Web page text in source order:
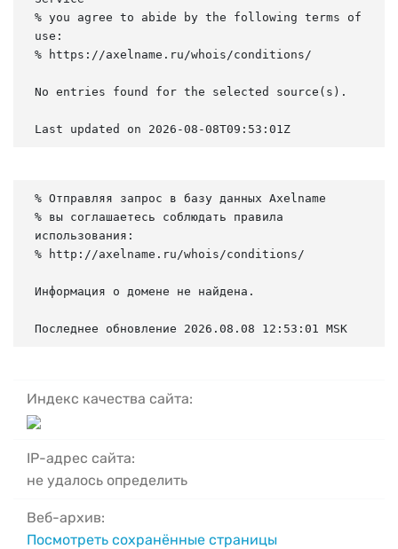
% you agree to abide by the following terms of
use:
% https://axelname.ru/whois/conditions/
No entries found for the selected source(s).
Last updated on 2026-08-08T09:53:01Z
% Отправляя запрос в базу данных Axelname
% вы соглашаетесь соблюдать правила
использования:
% http://axelname.ru/whois/conditions/
Информация о домене не найдена.
Последнее обновление 2026.08.08 12:53:01 MSK
Индекс качества сайта:
IP-адрес сайта:
не удалось определить
Веб-архив:
Посмотреть сохранённые страницы